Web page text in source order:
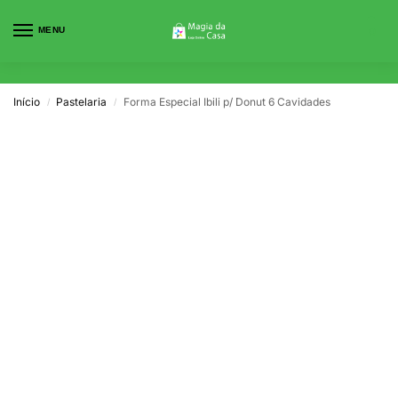
MENU
Início / Pastelaria / Forma Especial Ibili p/ Donut 6 Cavidades